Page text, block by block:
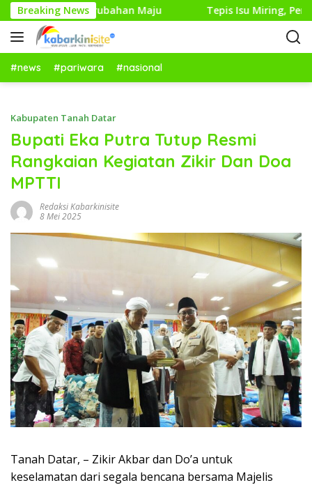
a
g
u
Breaking News
Bawa Perubahan Maju Tepis Isu Miring,
#news #pariwara #nasional
Kabupaten Tanah Datar
Bupati Eka Putra Tutup Resmi
Rangkaian Kegiatan Zikir Dan Doa
MPTTI
Redaksi Kabarkinisite
8 Mei 2025
Tanah Datar, – Zikir Akbar dan Do’a untuk
keselamatan dari segala bencana bersama Majelis